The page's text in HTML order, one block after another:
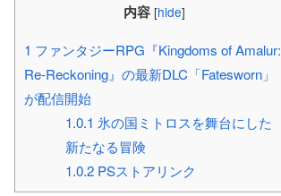
内容 [hide]
1 ファンタジーRPG『Kingdoms of Amalur:
Re-Reckoning』の最新DLC「Fatesworn」
が配信開始
1.0.1 氷の国ミトロスを舞台にした
新たなる冒険
1.0.2PSストアリンク